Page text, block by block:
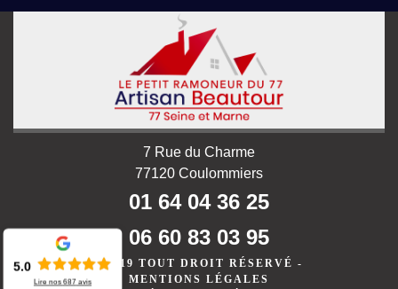
7 Rue du Charme
77120 Coulommiers
01 64 04 36 25
06 60 83 03 95
©2019 TOUT DROIT RÉSERVÉ -
MENTIONS LÉGALES
5.0
Lire nos687 avis